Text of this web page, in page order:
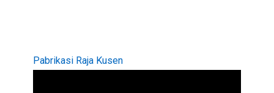
Pabrikasi Raja Kusen